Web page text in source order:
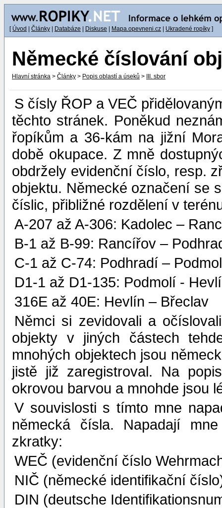
[ Úvod Články Databáze Diskuse Mapa.opevneni.cz Ukradené ropíky ]
Německé číslování
Hlavní stránka > Články > Popis oblastí a úseků > III. sbor
S čísly ŘOP a VEČ
těchto stránek. Poněkud
řopíkům a 36-kám na jižní
době okupace. Z mně
obdržely evidenční číslo, resp.
objektu. Německé označení se
číslic, přibližné rozdělení v
A-207 až A-306: Kadolec –
B-1 až B-99: Rancířov –
C-1 až C-74: Podhradí –
D1-1 až D1-135: Podmolí -
316E až 40E: Hevlín – Břeclav
Němci si zevidovali a
objekty v jiných částech
mnohých objektech jsou
jistě již zaregistroval. Na
okrovou barvou a mnohde jsou
V souvislosti s tímto mne
německá čísla. Napadají
zkratky:
WEČ (evidenční číslo
NIČ (německé identifikační
DIN (deutsche